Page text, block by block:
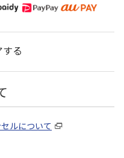
する
ルについて